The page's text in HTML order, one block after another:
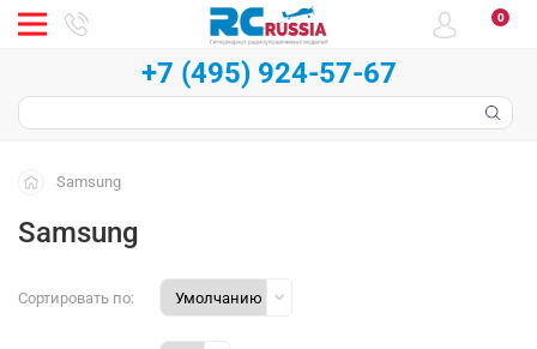
0
+7 (495) 924-57-67
Samsung
Samsung
Сортировать по: